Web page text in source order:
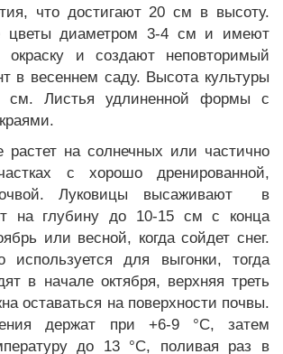
что достигают 20 см в высоту.
цветы диаметром 3-4 см и имеют
окраску и создают неповторимый
в весеннем саду. Высота культуры
см. Листья удлиненной формы с
растет на солнечных или частично
с хорошо дренированной,
Луковицы высаживают в
на глубину до 10-15 см с конца
или весной, когда сойдет снег.
используется для выгонки, тогда
в начале октября, верхняя треть
оставаться на поверхности почвы.
держат при +6-9 °C, затем
до 13 °C, поливая раз в